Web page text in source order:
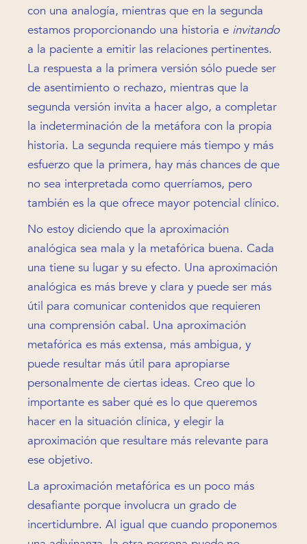
con una analogía, mientras que en la segunda
estamos proporcionando una historia e invitando
a la paciente a emitir las relaciones pertinentes.
La respuesta a la primera versión sólo puede ser
de asentimiento o rechazo, mientras que la
segunda versión invita a hacer algo, a completar
la indeterminación de la metáfora con la propia
historia. La segunda requiere más tiempo y más
esfuerzo que la primera, hay más chances de que
no sea interpretada como querríamos, pero
también es la que ofrece mayor potencial clínico.
No estoy diciendo que la aproximación
analógica sea mala y la metafórica buena. Cada
una tiene su lugar y su efecto. Una aproximación
analógica es más breve y clara y puede ser más
útil para comunicar contenidos que requieren
una comprensión cabal. Una aproximación
metafórica es más extensa, más ambigua, y
puede resultar más útil para apropiarse
personalmente de ciertas ideas. Creo que lo
importante es saber qué es lo que queremos
hacer en la situación clínica, y elegir la
aproximación que resultare más relevante para
ese objetivo.
La aproximación metafórica es un poco más
desafiante porque involucra un grado de
incertidumbre. Al igual que cuando proponemos